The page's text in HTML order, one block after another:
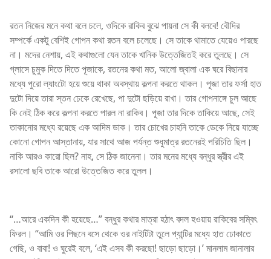
রতন নিজের মনে কথা বলে চলে, ওদিকে রাকিব বুঝে পায়না সে কী বলবে! বৌদির
সম্পর্কে একটু বেশিই গোপন কথা রতন বলে চলেছে। সে তাকে থামাতে যেয়েও পারছে
না। মদের নেশায়, এই কথাগুলো যেন তাকে খানিক উত্তেজিতই করে তুলছে। সে
গ্লাসে চুমুক দিতে দিতে পূজাকে, রতনের কথা মত, আলো জ্বালা এক ঘরে বিছানার
মধ্যে পুরো ল্যাংটো হয়ে শুয়ে থাকা অবস্থায় কল্পনা করতে থাকল। পূজা তার ফর্সা হাত
দুটো দিয়ে তারা স্তন ঢেকে রেখেছে, পা দুটো ছড়িয়ে রাখা। তার গোপনাঙ্গে চুল আছে
কি নেই ঠিক করে কল্পনা করতে পারল না রাকিব। পূজা তার দিকে তাকিয়ে আছে, সেই
তাকানোর মধ্যে রয়েছে এক আদিম ডাক। তার চোখের চাহনি তাকে ডেকে নিয়ে যাচ্ছে
কোনো গোপন আস্তানায়, যার সাথে আজ পর্যন্ত শুধুমাত্র রতনেরই পরিচিতি ছিল।
নাকি আরও কারো ছিল? নাহ, সে ঠিক জানেনা। তার মনের মধ্যে বন্ধুর স্ত্রীর এই
রসালো ছবি তাকে আরো উত্তেজিত করে তুলল।
“…আরে একদিন কী হয়েছে…” বন্ধুর কথার মাত্রা হঠাৎ বদল হওয়ায় রাকিবের সম্বিৎ
ফিরল। “আমি ওর পিছনে বসে থেকে ওর নাইটিটা তুলে প্যান্টির মধ্যে হাত ঢোকাতে
গেছি, ও বাবা! ও ঘুরেই বলে, ‘এই এসব কী করছো! ছাড়ো ছাড়ো।’ মানলাম জানালার